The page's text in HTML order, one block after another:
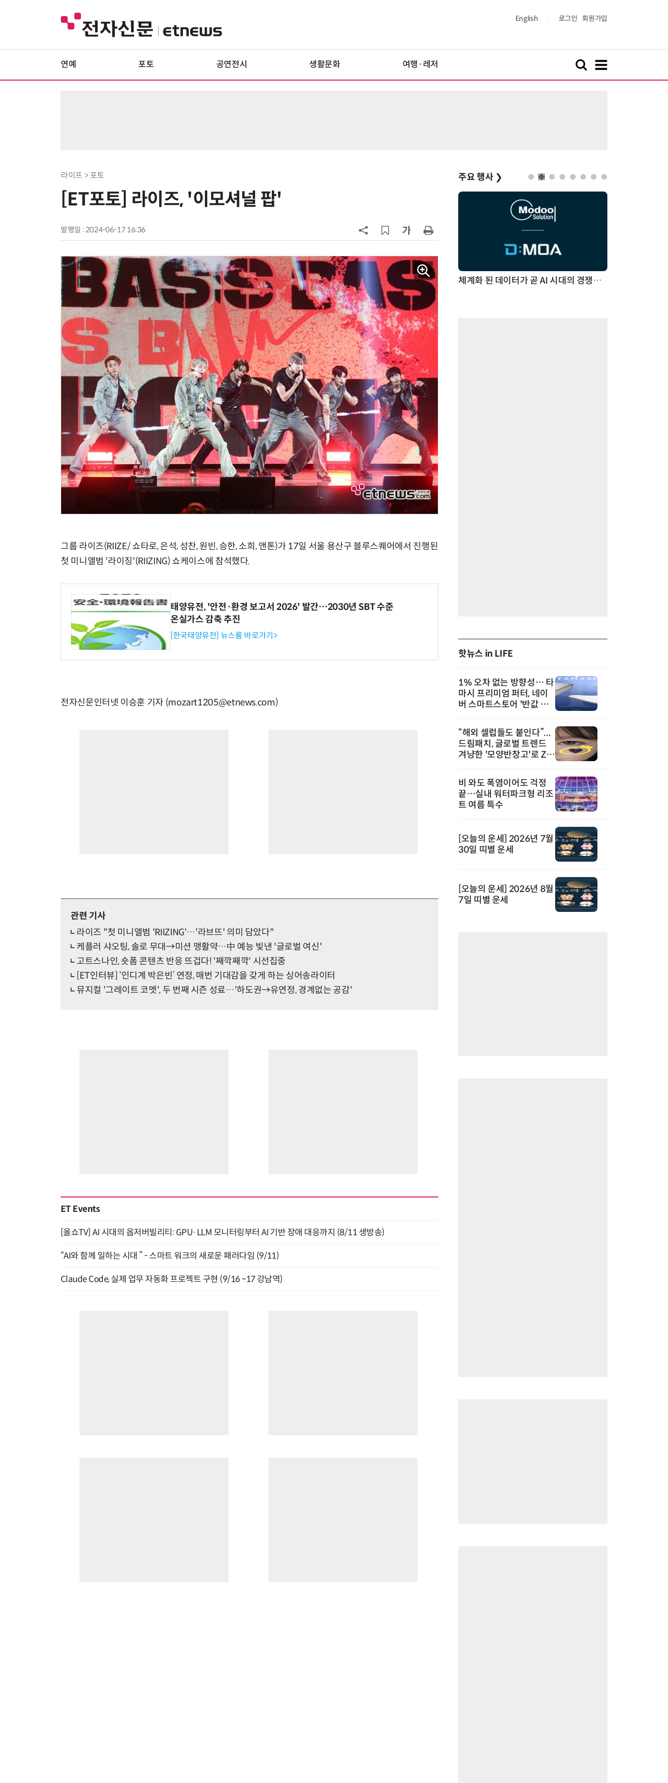
English 로그인 회원가입
연예 포토 공연전시 생활문화 여행·레저
라이프 > 포토
[ET포토] 라이즈, '이모셔널 팝'
발행일 : 2024-06-17 16:36
그룹 라이즈(RIIZE/ 쇼타로, 은석, 성찬, 원빈, 승한, 소희, 앤톤)가 17일 서울 용산구 블루스퀘어에서 진행된
첫 미니앨범 '라이징'(RIIZING) 쇼케이스에 참석했다.
태양유전, '안전·환경 보고서 2026' 발간…2030년 SBT 수준
온실가스 감축 추진
[한국태양유전] 뉴스룸 바로가기>
전자신문인터넷 이승훈 기자 (mozart1205@etnews.com)
관련 기사
라이즈 "첫 미니앨범 'RIIZING'…'라브뜨' 의미 담았다"
케플러 샤오팅, 솔로 무대→미션 맹활약…中 예능 빛낸 '글로벌 여신'
고트스나인, 숏폼 콘텐츠 반응 뜨겁다! '째깍째깍' 시선집중
[ET인터뷰] ‘인디계 박은빈’ 연정, 매번 기대감을 갖게 하는 싱어송라이터
뮤지컬 '그레이트 코멧', 두 번째 시즌 성료…'하도권→유연정, 경계없는 공감'
ET Events
[올쇼TV] AI 시대의 옵저버빌리티: GPU·LLM 모니터링부터 AI 기반 장애 대응까지 (8/11 생방송)
“AI와 함께 일하는 시대 ” - 스마트 워크의 새로운 패러다임 (9/11)
Claude Code, 실제 업무 자동화 프로젝트 구현 (9/16 ~17 강남역)
주요 행사 ❯
AI Native Enterprise를 지원하는 AI Ready Data 플랫폼 활용 전략 AI 시대의 옵저버빌리티: GPU·LLM 모니터링부터 AI 기반 장애 대응까지 체계화 된 데이터가 곧 AI 시대의 경쟁력이다
핫뉴스 in LIFE
1% 오차 없는 방향성… 타
마시 프리미엄 퍼터, 네이
버 스마트스토어 '반값 할
“해외 셀럽들도 붙인다”...
드림패치, 글로벌 트렌드
겨냥한 '모양반창고'로 Z세
비 와도 폭염이어도 걱정
끝…실내 워터파크형 리조
트 여름 특수
[오늘의 운세] 2026년 7월
30일 띠별 운세
[오늘의 운세] 2026년 8월
7일 띠별 운세